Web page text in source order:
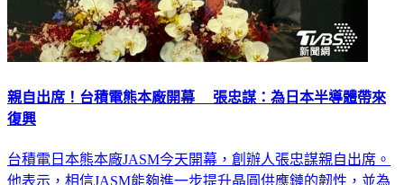
親自出席！台積電熊本廠開幕 張忠謀：為日本半導體帶來
復興
台積電日本熊本廠JASM今天開幕，創辦人張忠謀親自出席。
他表示，相信JASM能夠進一步提升晶圓供應鏈的韌性，並為